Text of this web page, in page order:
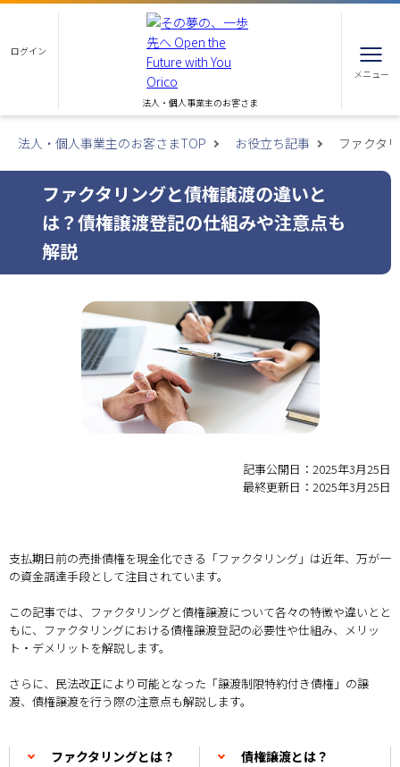
ログイン
法人・個人事業主のお客さま
メニュー
法人・個人事業主のお客さまTOP お役立ち記事 ファクタ
ファクタリングと債権譲渡の違いと
は？債権譲渡登記の仕組みや注意点も
解説
記事公開日：2025年3月25日
最終更新日：2025年3月25日
支払期日前の売掛債権を現金化できる「ファクタリング」は近年、万が一
の資金調達手段として注目されています。
この記事では、ファクタリングと債権譲渡について各々の特徴や違いとと
もに、ファクタリングにおける債権譲渡登記の必要性や仕組み、メリッ
ト・デメリットを解説します。
さらに、民法改正により可能となった「譲渡制限特約付き債権」の譲
渡、債権譲渡を行う際の注意点も解説します。
ファクタリングとは？
債権譲渡とは？